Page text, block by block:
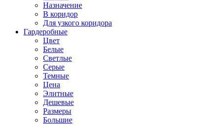
Назначение
В коридор
Для узкого коридора
Гардеробные
Цвет
Белые
Светлые
Серые
Темные
Цена
Элитные
Дешевые
Размеры
Большие